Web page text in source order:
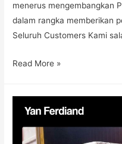
menerus mengembangkan
dalam rangka memberikan
Seluruh Customers Kami
Read More »